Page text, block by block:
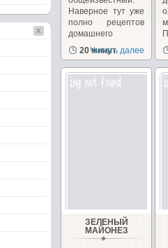
Наверное тут уже
полно рецептов
домашнего
майонеза,...
20 минут
Читать далее
ЗЕЛЕНЫЙ
МАЙОНЕЗ